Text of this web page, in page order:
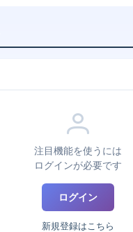
注目機能を使うには
ログインが必要です
ログイン
新規登録はこちら